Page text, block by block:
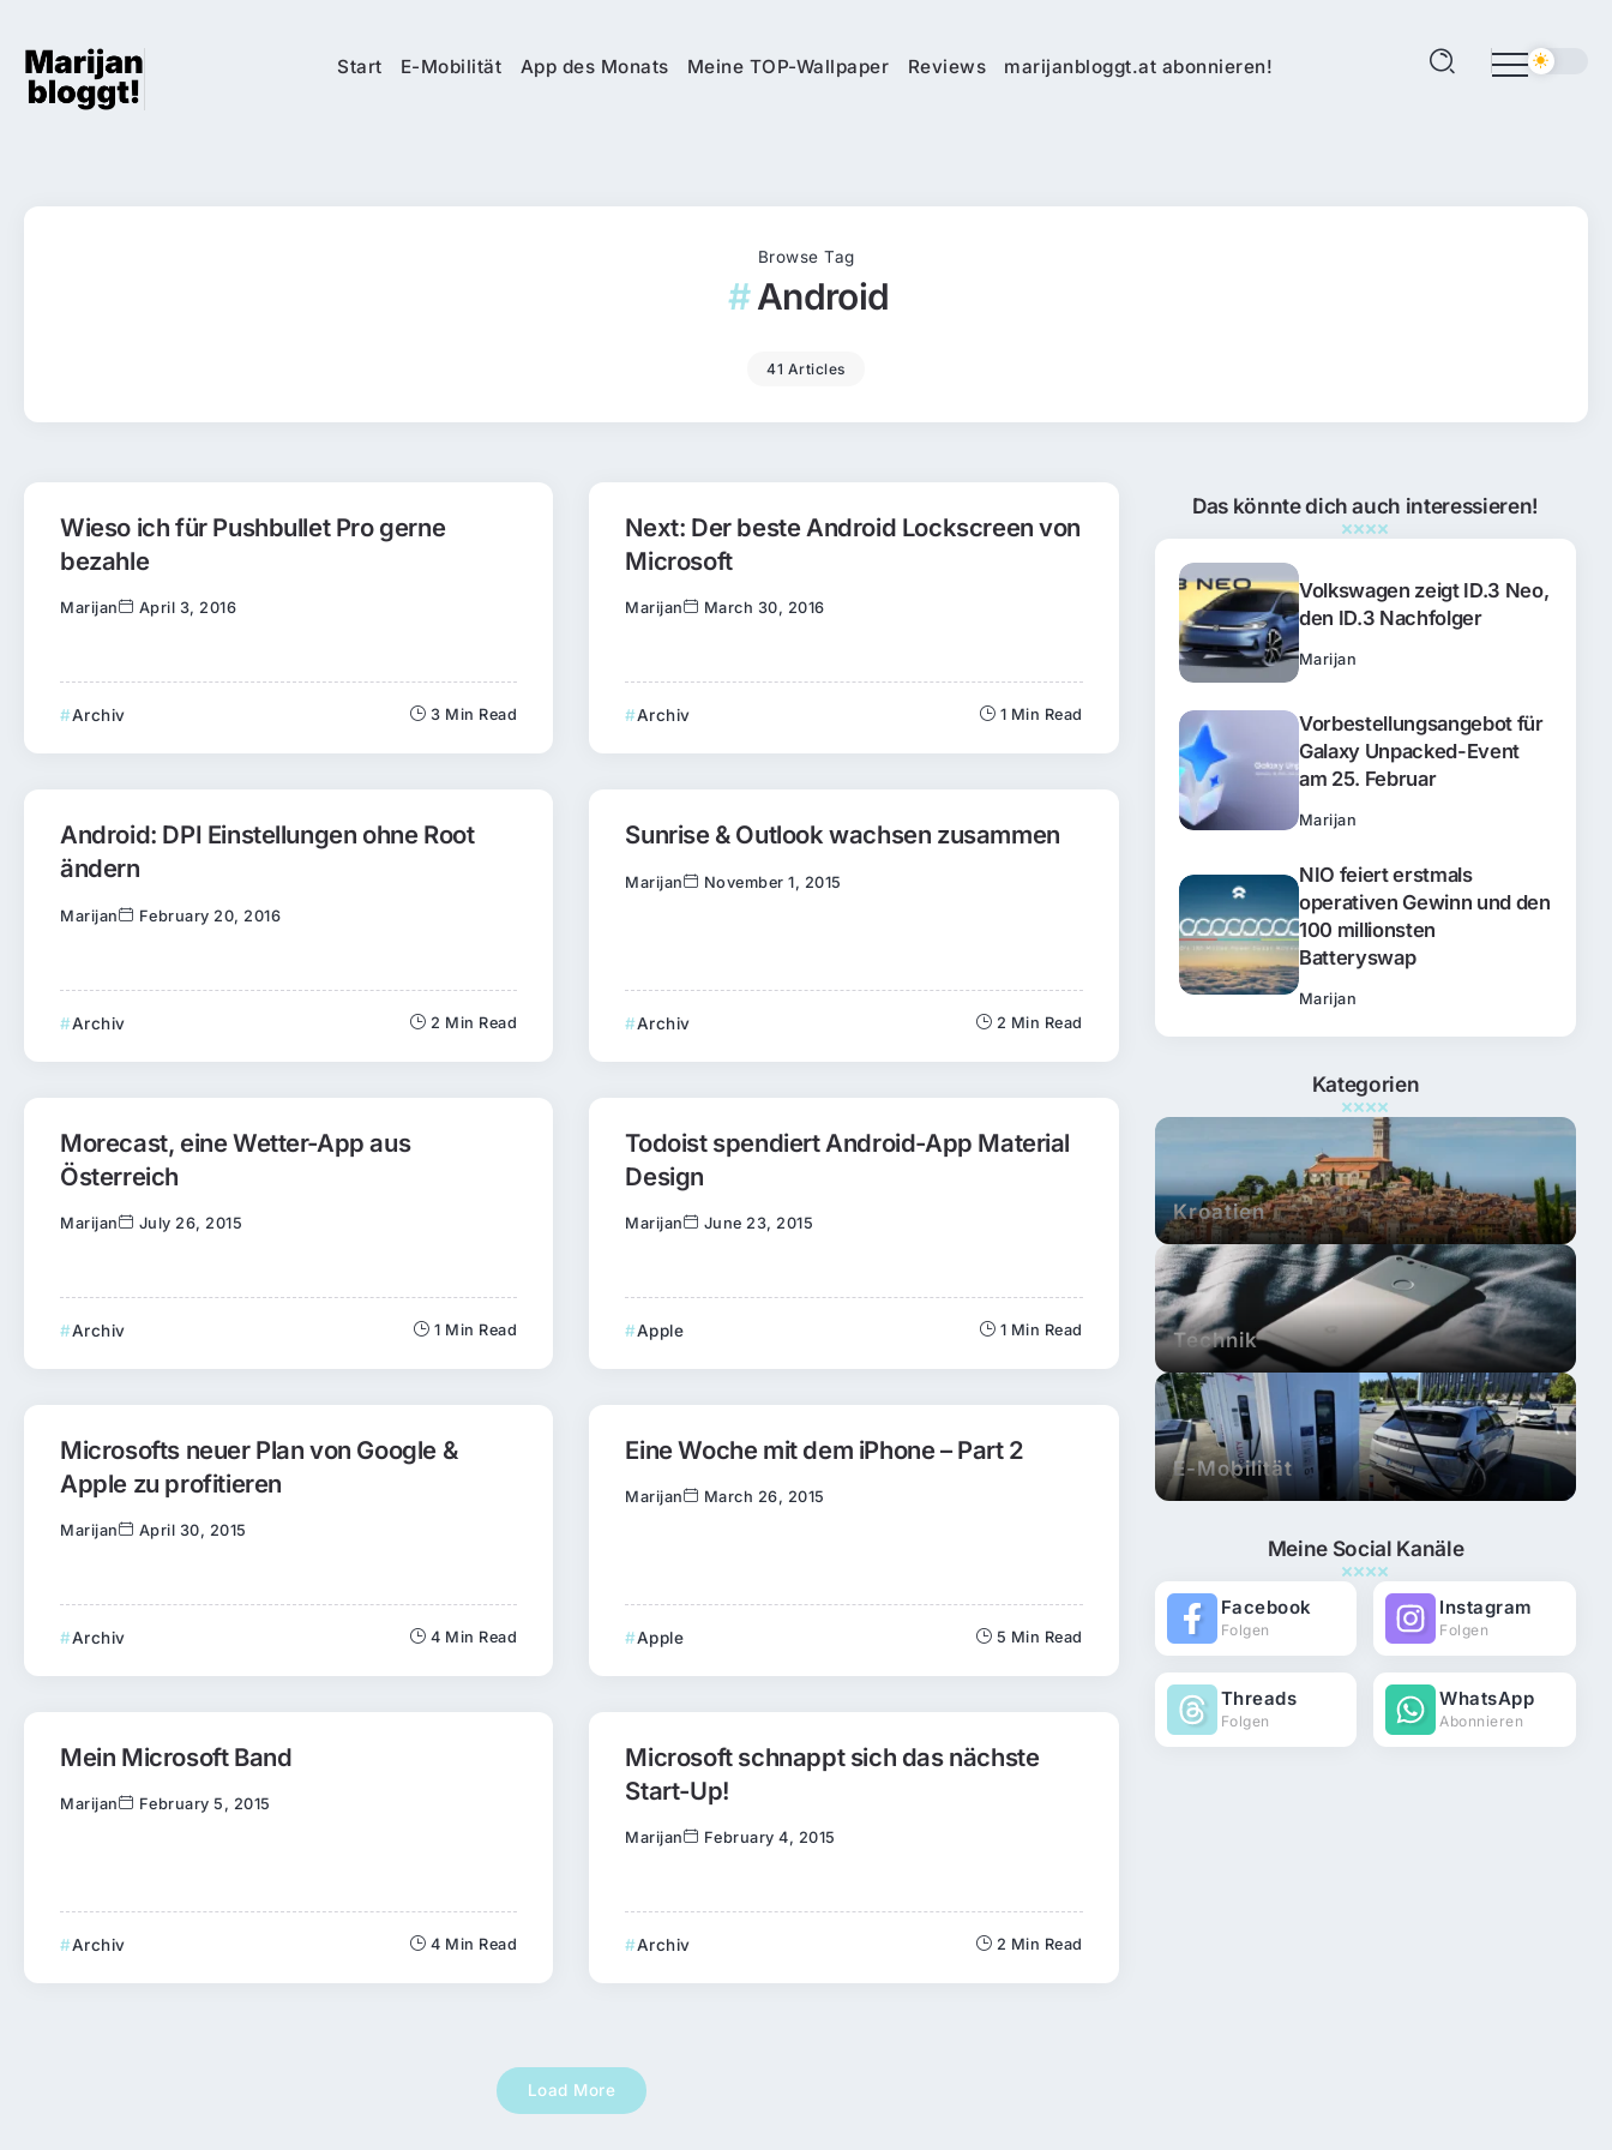
Start E-Mobilität App des Monats Meine TOP-Wallpaper Reviews marijanbloggt.at abonnieren!
Browse Tag
Android
41 Articles
Wieso ich für Pushbullet Pro gerne
bezahle
Marijan April 3, 2016
Archiv 3 Min Read
Next: Der beste Android Lockscreen von
Microsoft
Marijan March 30, 2016
Archiv 1 Min Read
Android: DPI Einstellungen ohne Root
ändern
Marijan February 20, 2016
Archiv 2 Min Read
Sunrise & Outlook wachsen zusammen
Marijan November 1, 2015
Archiv 2 Min Read
Morecast, eine Wetter-App aus
Österreich
Marijan July 26, 2015
Archiv 1 Min Read
Todoist spendiert Android-App Material
Design
Marijan June 23, 2015
Apple 1 Min Read
Microsofts neuer Plan von Google &
Apple zu profitieren
Marijan April 30, 2015
Archiv 4 Min Read
Eine Woche mit dem iPhone – Part 2
Marijan March 26, 2015
Apple 5 Min Read
Mein Microsoft Band
Marijan February 5, 2015
Archiv 4 Min Read
Microsoft schnappt sich das nächste
Start-Up!
Marijan February 4, 2015
Archiv 2 Min Read
Load More
Das könnte dich auch interessieren!
Volkswagen zeigt ID.3 Neo,
den ID.3 Nachfolger
Marijan
Vorbestellungsangebot für
Galaxy Unpacked-Event
am 25. Februar
Marijan
NIO feiert erstmals
operativen Gewinn und den
100 millionsten
Batteryswap
Marijan
Kategorien
Kroatien
Technik
E-Mobilität
Meine Social Kanäle
Facebook
Folgen
Instagram
Folgen
Threads
Folgen
WhatsApp
Abonnieren